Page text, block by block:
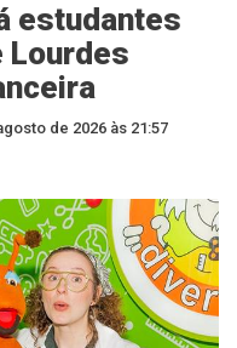
estudantes
Lourdes
de 2026 às 21:57